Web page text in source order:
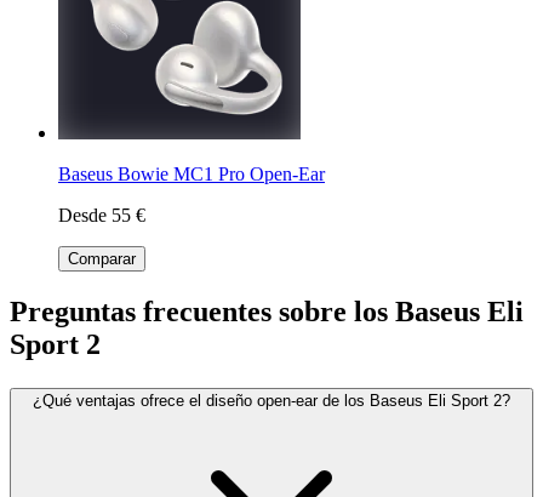
Baseus Bowie MC1 Pro Open-Ear
Desde 55 €
Comparar
Preguntas frecuentes sobre los Baseus Eli
Sport 2
¿Qué ventajas ofrece el diseño open-ear de los Baseus Eli Sport 2?